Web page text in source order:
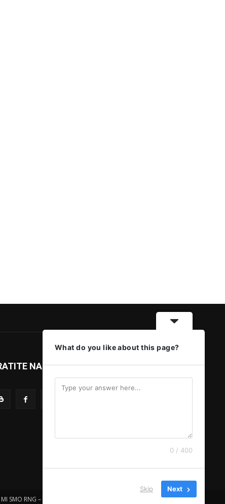
NAS
MI SMO RNG – IMPRESSUM
What do you like about this page?
0 / 400
Skip Next